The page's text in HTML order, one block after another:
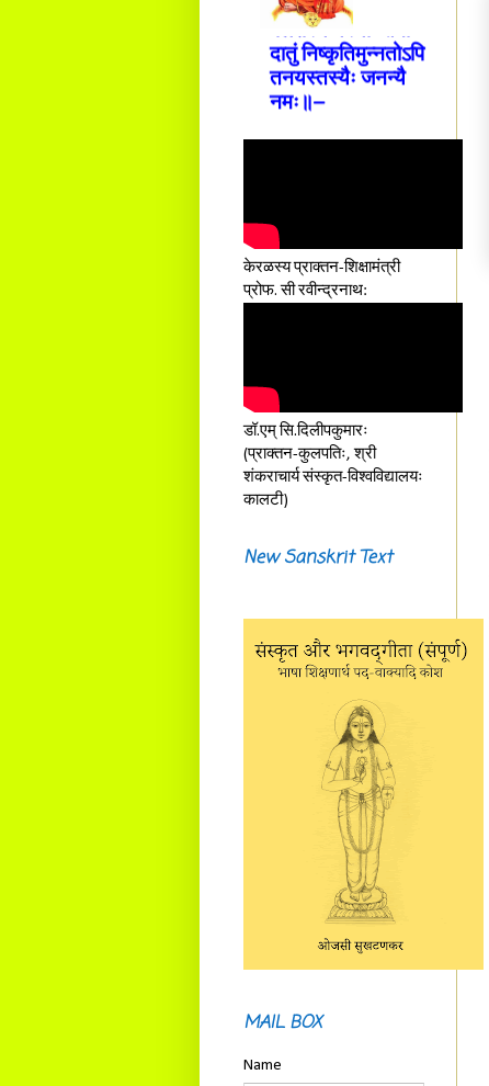
क्लेशस्य यस्याः क्षमो
दातुं निष्कृतिमुन्नतोऽपि
तनयस्तस्यैः जनन्यै
नमः॥–
केरळस्य प्राक्तन-शिक्षामंत्री
प्रोफ. सी रवीन्द्रनाथ:
डॉ.एम् सि.दिलीपकुमारः
(प्राक्तन-कुलपतिः, श्री
शंकराचार्य संस्कृत-विश्वविद्यालयः
कालटी)
New Sanskrit Text
MAIL BOX
Name